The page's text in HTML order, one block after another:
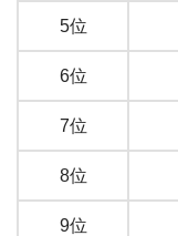
5位
6位
7位
8位
9位